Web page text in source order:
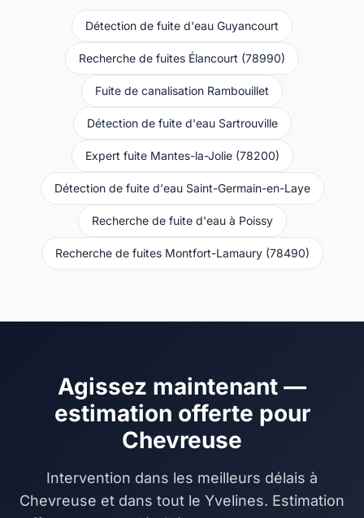
Détection de fuite d'eau Guyancourt
Recherche de fuites Élancourt (78990)
Fuite de canalisation Rambouillet
Détection de fuite d'eau Sartrouville
Expert fuite Mantes-la-Jolie (78200)
Détection de fuite d'eau Saint-Germain-en-Laye
Recherche de fuite d'eau à Poissy
Recherche de fuites Montfort-Lamaury (78490)
Agissez maintenant —
estimation offerte pour
Chevreuse
Intervention dans les meilleurs délais à
Chevreuse et dans tout le Yvelines. Estimation